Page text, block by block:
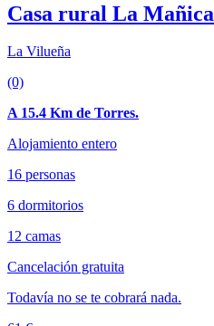
Casa rural La Mañica
La Vilueña
(0)
A 15.4 Km de Torres.
Alojamiento entero
16 personas
6 dormitorios
12 camas
Cancelación gratuita
Todavía no se te cobrará nada.